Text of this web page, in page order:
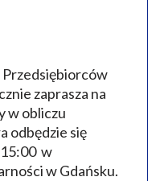
Przedsiębiorców
zaprasza na
w obliczu
odbędzie się
w
w Gdańsku.